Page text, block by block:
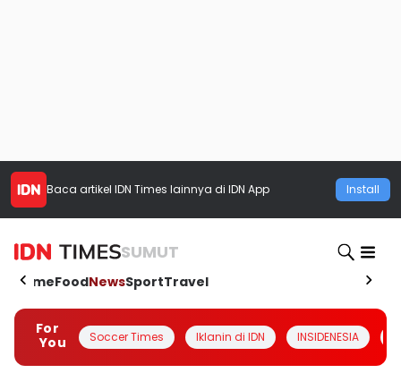
Baca artikel IDN Times lainnya di IDN App Install
SUMUT
HomeFoodNewsSportTravel
For
You
Soccer Times Iklanin di IDN INSIDENESIA